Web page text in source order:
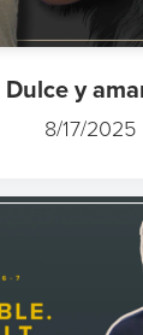
Dulce y
8/17/2025